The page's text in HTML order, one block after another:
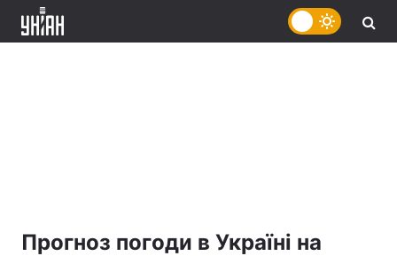
Прогноз погоди в Україні на